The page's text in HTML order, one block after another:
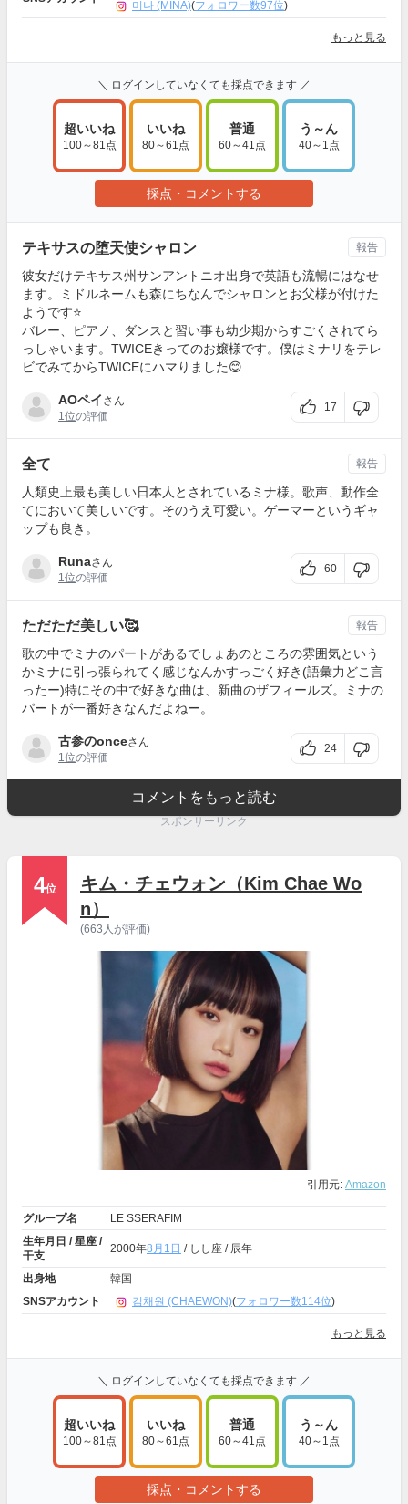
미나 (MINA)(フォロワー数97位)
もっと見る
＼ ログインしていなくても採点できます ／
超いいね
100～81点
いいね
80～61点
普通
60～41点
う～ん
40～1点
採点・コメントする
テキサスの堕天使シャロン
彼女だけテキサス州サンアントニオ出身で英語も流暢にはなせ
ます。ミドルネームも森にちなんでシャロンとお父様が付けた
ようです⭐️
バレー、ピアノ、ダンスと習い事も幼少期からすごくされてら
っしゃいます。TWICEきってのお嬢様です。僕はミナリをテレ
ビでみてからTWICEにハマりました😊
AOペイ さん
1位の評価
17
報告
全て
人類史上最も美しい日本人とされているミナ様。歌声、動作全
てにおいて美しいです。そのうえ可愛い。ゲーマーというギャ
ップも良き。
Runaさん
1位の評価
60
報告
ただただ美しい🥰
歌の中でミナのパートがあるでしょあのところの雰囲気という
かミナに引っ張られてく感じなんかすっごく好き(語彙力どこ言
ったー)特にその中で好きな曲は、新曲のザフィールズ。ミナの
パートが一番好きなんだよねー。
古参のonceさん
1位の評価
24
報告
コメントをもっと読む
スポンサーリンク
4位
キム・チェウォン（Kim Chae Wo
n）
(663人が評価)
引用元: Amazon
グループ名
LE SSERAFIM
生年月日 / 星座 /
干支
2000年8月1日 / しし座 / 辰年
出身地
韓国
SNSアカウント
김채원 (CHAEWON)(フォロワー数114位)
もっと見る
＼ ログインしていなくても採点できます ／
超いいね
100～81点
いいね
80～61点
普通
60～41点
う～ん
40～1点
採点・コメントする